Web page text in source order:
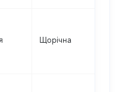
Щорічна